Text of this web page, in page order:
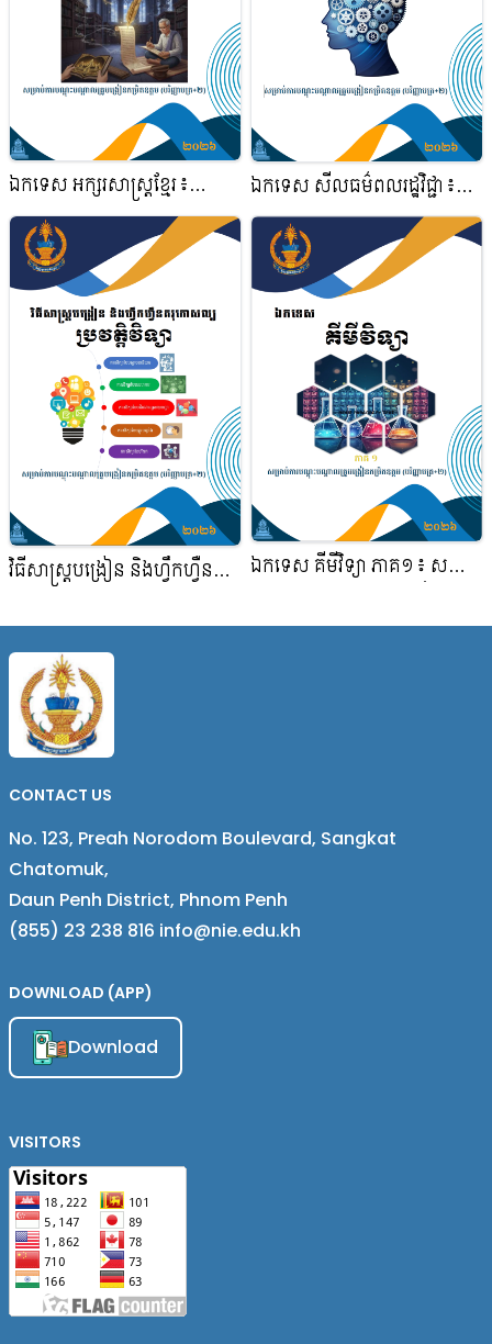
ឯកទេស អក្សរសាស្ត្រខ្មែរ៖
សម្រាប់ការបណ្តុះបណ្តាលគ្រូ
បង្រៀនកម្រិតឧត្តម
(បរិញ្ញាបត្រ+២)
ឯកទេស សីលធម៌ពលរដ្ឋវិជ្ជា៖
សម្រាប់ការបណ្តុះបណ្តាលគ្រូ
បង្រៀនកម្រិតឧត្តម
(បរិញ្ញាបត្រ+២)
វិធីសាស្ត្របង្រៀន និងហ្វឹកហ្វឺន
ប់កា របណ្ដុះ បណ្ដា លគ្រូ បង្រៀ ន
កម្រិ តឧត្ដម (បរិញ្ញា បត្រ +២)
ឯកទេស គីមីវិទ្យា ភាគ១៖ សម្រាប់
កម្រិតឧត្តម (បរិញ្ញាបត្រ+២)
CONTACT US
No. 123, Preah Norodom Boulevard, Sangkat
Chatomuk,
Daun Penh District, Phnom Penh
(855) 23 238 816 info@nie.edu.kh
DOWNLOAD (APP)
Download
VISITORS